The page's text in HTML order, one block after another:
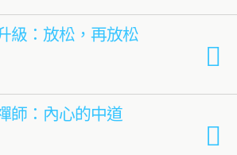
級：放松，再放松
師：內心的中道